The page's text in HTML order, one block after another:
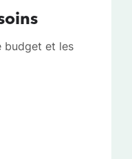
budget et les